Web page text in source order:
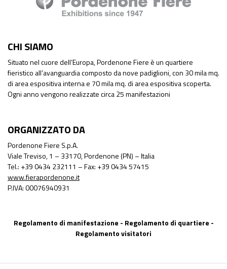
CHI SIAMO
Situato nel cuore dell’Europa, Pordenone Fiere è un quartiere
fieristico all’avanguardia composto da nove padiglioni, con 30 mila mq.
di area espositiva interna e 70 mila mq. di area espositiva scoperta.
Ogni anno vengono realizzate circa 25 manifestazioni
ORGANIZZATO DA
Pordenone Fiere S.p.A.
Viale Treviso, 1 – 33170, Pordenone (PN) – Italia
Tel.: +39 0434 232111 – Fax: +39 0434 57415
www.fierapordenone.it
P.IVA: 00076940931
Regolamento di manifestazione - Regolamento di quartiere -
Regolamento visitatori